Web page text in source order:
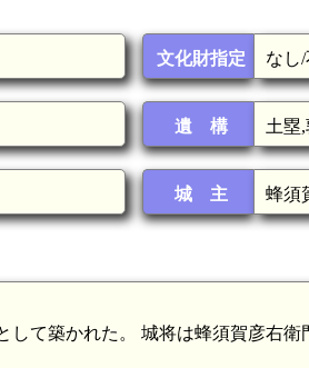
文化財指定 なし/
遺 構 土塁
城 主 蜂須
して築かれた。 城将は蜂須賀彦右